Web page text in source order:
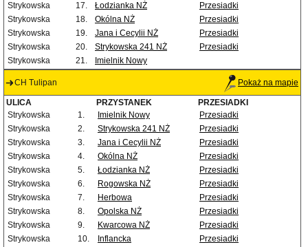
Strykowska
17. Łodzianka NŻ
Przesiadki
Strykowska
18. Okólna NŻ
Przesiadki
Strykowska
19. Jana i Cecylii NŻ
Przesiadki
Strykowska
20. Strykowska 241 NŻ
Przesiadki
Strykowska
21. Imielnik Nowy
CH Tulipan Pokaż na mapie
ULICA PRZYSTANEK
PRZESIADKI
Strykowska
1. Imielnik Nowy
Przesiadki
Strykowska
2. Strykowska 241 NŻ
Przesiadki
Strykowska
3. Jana i Cecylii NŻ
Przesiadki
Strykowska
4. Okólna NŻ
Przesiadki
Strykowska
5. Łodzianka NŻ
Przesiadki
Strykowska
6. Rogowska NŻ
Przesiadki
Strykowska
7. Herbowa
Przesiadki
Strykowska
8. Opolska NŻ
Przesiadki
Strykowska
9. Kwarcowa NŻ
Przesiadki
Strykowska
10. Inflancka Przesiadki